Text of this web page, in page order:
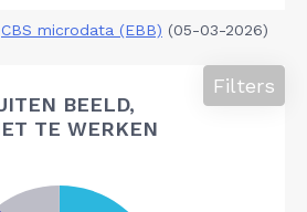
CBS microdata (EBB) (05-03-2026)
BEELD,
TE WERKEN
Filters